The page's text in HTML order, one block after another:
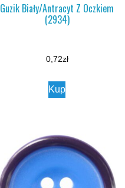
Guzik Biały/Antracyt Z Oczkiem
(2934)
0,72zł
Kup